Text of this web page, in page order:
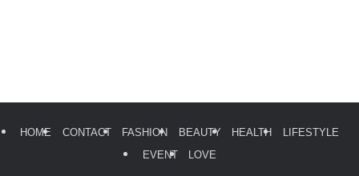
HOME CONTACT FASHION BEAUTY HEALTH
LIFESTYLE
EVENT
LOVE